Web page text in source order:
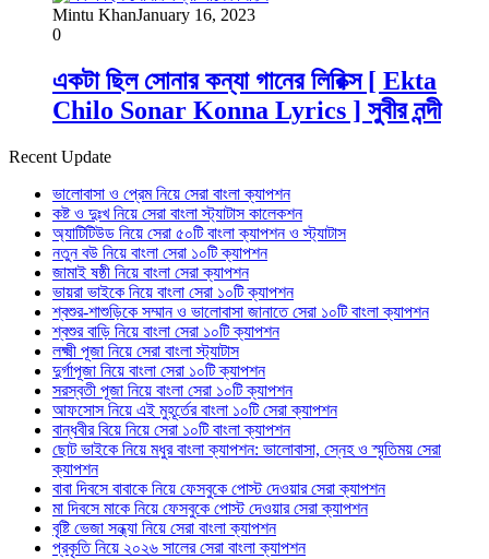
Mintu KhanJanuary 16, 2023
0
একটা ছিল সোনার কন্যা গানের লিরিক্স [ Ekta
Chilo Sonar Konna Lyrics ] সুবীর নন্দী
Recent Update
ভালোবাসা ও প্রেম নিয়ে সেরা বাংলা ক্যাপশন
কষ্ট ও দুঃখ নিয়ে সেরা বাংলা স্ট্যাটাস কালেকশন
অ্যাটিটিউড নিয়ে সেরা ৫০টি বাংলা ক্যাপশন ও স্ট্যাটাস
নতুন বউ নিয়ে বাংলা সেরা ১০টি ক্যাপশন
জামাই ষষ্ঠী নিয়ে বাংলা সেরা ক্যাপশন
ভায়রা ভাইকে নিয়ে বাংলা সেরা ১০টি ক্যাপশন
শ্বশুর-শাশুড়িকে সম্মান ও ভালোবাসা জানাতে সেরা ১০টি বাংলা ক্যাপশন
শ্বশুর বাড়ি নিয়ে বাংলা সেরা ১০টি ক্যাপশন
লক্ষ্মী পূজা নিয়ে সেরা বাংলা স্ট্যাটাস
দুর্গাপূজা নিয়ে বাংলা সেরা ১০টি ক্যাপশন
সরস্বতী পূজা নিয়ে বাংলা সেরা ১০টি ক্যাপশন
আফসোস নিয়ে এই মুহূর্তের বাংলা ১০টি সেরা ক্যাপশন
বান্ধবীর বিয়ে নিয়ে সেরা ১০টি বাংলা ক্যাপশন
ছোট ভাইকে নিয়ে মধুর বাংলা ক্যাপশন: ভালোবাসা, স্নেহ ও স্মৃতিময় সেরা
ক্যাপশন
বাবা দিবসে বাবাকে নিয়ে ফেসবুকে পোস্ট দেওয়ার সেরা ক্যাপশন
মা দিবসে মাকে নিয়ে ফেসবুকে পোস্ট দেওয়ার সেরা ক্যাপশন
বৃষ্টি ভেজা সন্ধ্যা নিয়ে সেরা বাংলা ক্যাপশন
প্রকৃতি নিয়ে ২০২৬ সালের সেরা বাংলা ক্যাপশন